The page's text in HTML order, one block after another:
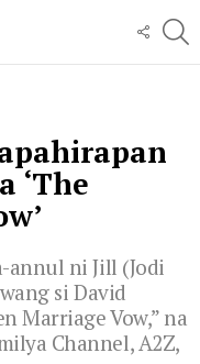
‘The
annul ni Jill (Jodi
si David
Marriage Vow,” na
Channel, A2Z,